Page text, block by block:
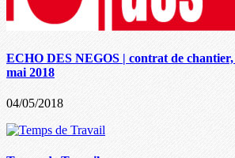
ECHO DES NEGOS | contrat de
mai 2018
04/05/2018